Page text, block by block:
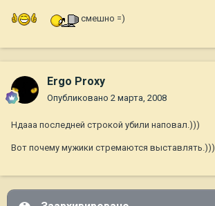
смешно =)
Ergo Proxy
Опубликовано 2 марта, 2008
Ндааа последней строкой убили наповал.)))
Вот почему мужики стремаются выставлять.)))